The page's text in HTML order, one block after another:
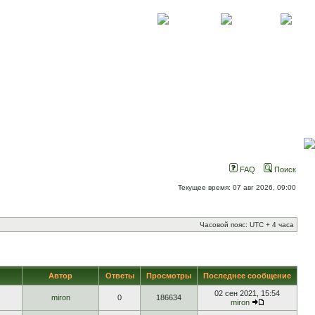
FAQ Поиск
Текущее время: 07 авг 2026, 09:00
Часовой пояс: UTC + 4 часа
Автор Ответы Просмотры Последнее сообщение
miron 0 186634
02 сен 2021, 15:54
miron